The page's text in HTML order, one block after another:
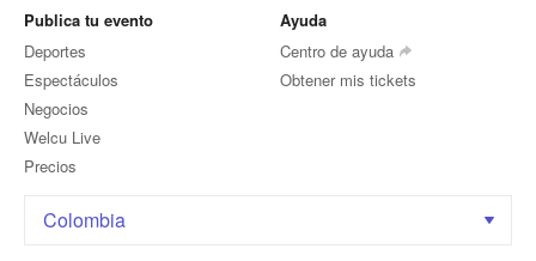
Publica tu evento
Deportes
Espectáculos
Negocios
Welcu Live
Precios
Ayuda
Centro de ayuda
Obtener mis tickets
Colombia